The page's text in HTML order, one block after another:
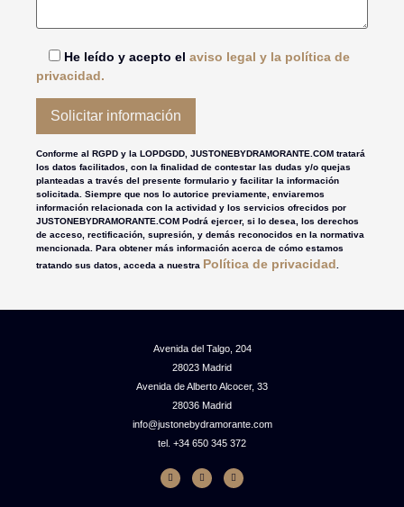
He leído y acepto el aviso legal y la política de
privacidad.
Conforme al RGPD y la LOPDGDD, JUSTONEBYDRAMORANTE.COM tratará
los datos facilitados, con la finalidad de contestar las dudas y/o quejas
planteadas a través del presente formulario y facilitar la información
solicitada. Siempre que nos lo autorice previamente, enviaremos
información relacionada con la actividad y los servicios ofrecidos por
JUSTONEBYDRAMORANTE.COM Podrá ejercer, si lo desea, los derechos
de acceso, rectificación, supresión, y demás reconocidos en la normativa
mencionada. Para obtener más información acerca de cómo estamos
tratando sus datos, acceda a nuestra Política de privacidad.
Avenida del Talgo, 204
28023 Madrid
Avenida de Alberto Alcocer, 33
28036 Madrid
info@justonebydramorante.com
tel. +34 650 345 372